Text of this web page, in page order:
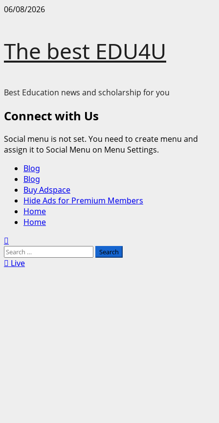
Skip
06/08/2026
The best EDU4U
Best Education news and scholarship for you
Connect with Us
Social menu is not set. You need to create menu and
assign it to Social Menu on Menu Settings.
Primary
Menu
Blog
Blog
Buy Adspace
Hide Ads for Premium Members
Home
Home
Search
for:Live